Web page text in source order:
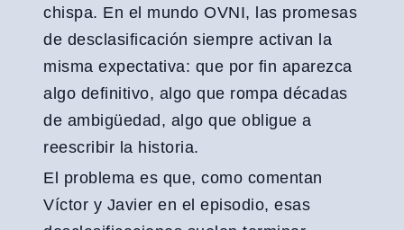
chispa. En el mundo OVNI, las promesas
de desclasificación siempre activan la
misma expectativa: que por fin aparezca
algo definitivo, algo que rompa décadas
de ambigüedad, algo que obligue a
reescribir la historia.
El problema es que, como comentan
Víctor y Javier en el episodio, esas